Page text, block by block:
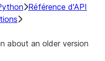
Référence d'API
about an older version